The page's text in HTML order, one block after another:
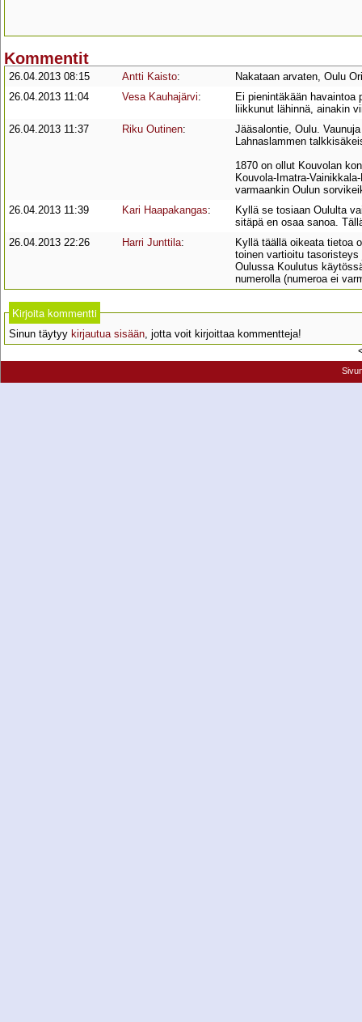
Kommentit
26.04.2013 08:15 Antti Kaisto:
Nakataan arvaten, Oulu
26.04.2013 11:04
Vesa Kauhajärvi:
Ei pienintäkään
liikkunut lähinnä, ainakin
26.04.2013 11:37
Riku Outinen:
Jääsalontie, Oulu.
Lahnaslammen
1870 on ollut Kouvolan
Kouvola-Imatra-
varmaankin Oulun
26.04.2013 11:39
Kari Haapakangas:
Kyllä se tosiaan Oululta
sitäpä en osaa sanoa.
26.04.2013 22:26
Harri Junttila:
Kyllä täällä oikeata tietoa
toinen vartioitu
Oulussa Koulutus
numerolla (numeroa ei
Kirjoita kommentti
Sinun täytyy kirjautua sisään, jotta voit kirjoittaa kommentteja!